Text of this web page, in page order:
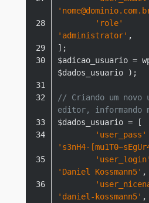
'role'
'administrator'
$adicao_usuario =
// Criando um novo
editor, informando
'user_pass'
's3nH4-
'user_login'
'Daniel Kossmann5'
'daniel-kossmann5'